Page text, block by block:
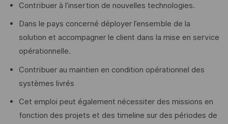
Contribuer à l’insertion de nouvelles technologies.
Dans le pays concerné déployer l’ensemble de la
solution et accompagner le client dans la mise en service
opérationnelle.
Contribuer au maintien en condition opérationnel des
systèmes livrés
Cet emploi peut également nécessiter des missions en
fonction des projets et des timeline sur des périodes de